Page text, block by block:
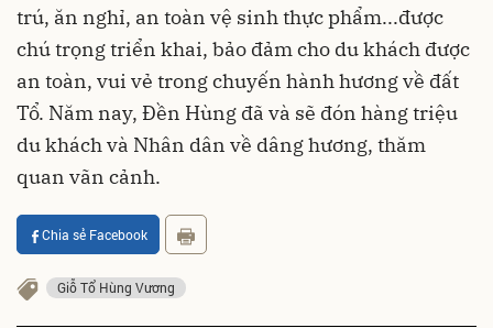
trú, ăn nghỉ, an toàn vệ sinh thực phẩm...được
chú trọng triển khai, bảo đảm cho du khách được
an toàn, vui vẻ trong chuyến hành hương về đất
Tổ. Năm nay, Đền Hùng đã và sẽ đón hàng triệu
du khách và Nhân dân về dâng hương, thăm
quan vãn cảnh.
Chia sẻ Facebook
Giỗ Tổ Hùng Vương